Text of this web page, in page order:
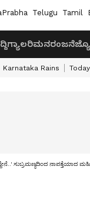
Telugu Tamil
ಗ್ಯಾಲರಿಮನರಂಜನೆ
Karnataka Rains
ಸುಬ್ರಮಣ್ಯದಿಂದ